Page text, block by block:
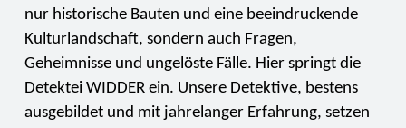
nur historische Bauten und eine beeindruckende
Kulturlandschaft, sondern auch Fragen,
Geheimnisse und ungelöste Fälle. Hier springt die
Detektei WIDDER ein. Unsere Detektive, bestens
ausgebildet und mit jahrelanger Erfahrung, setzen